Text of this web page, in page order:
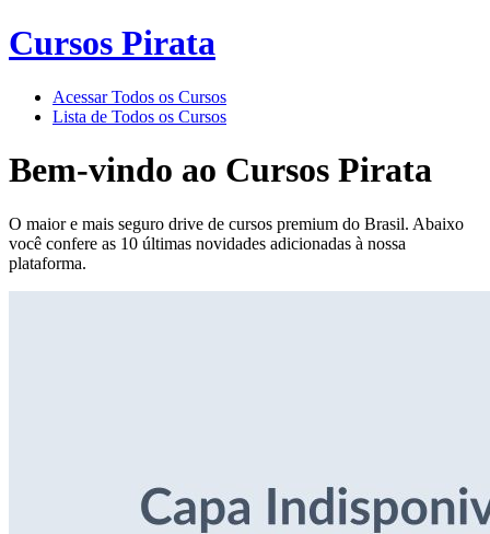
Cursos Pirata
Acessar Todos os Cursos
Lista de Todos os Cursos
Bem-vindo ao Cursos Pirata
O maior e mais seguro drive de cursos premium do Brasil. Abaixo
você confere as 10 últimas novidades adicionadas à nossa
plataforma.